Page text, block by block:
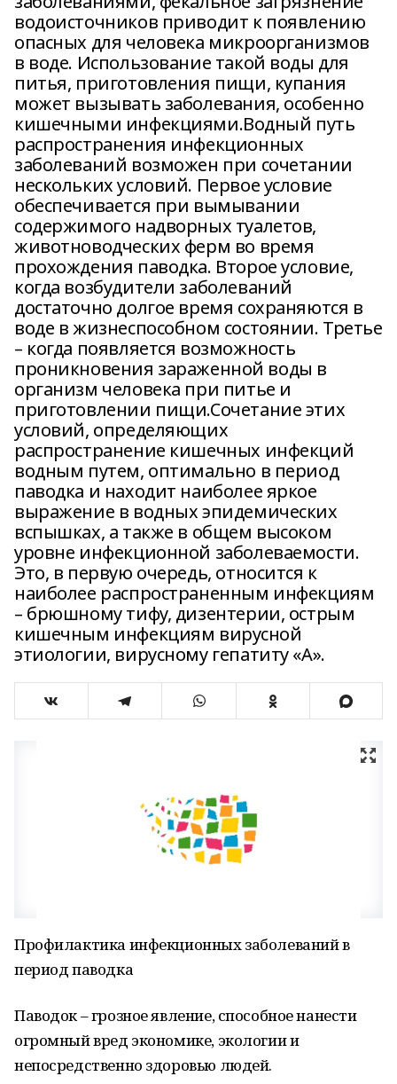
водоисточников приводит к появлению
опасных для человека микроорганизмов
в воде. Использование такой воды для
питья, приготовления пищи, купания
может вызывать заболевания, особенно
кишечными инфекциями.Водный путь
распространения инфекционных
заболеваний возможен при сочетании
нескольких условий. Первое условие
обеспечивается при вымывании
содержимого надворных туалетов,
животноводческих ферм во время
прохождения паводка. Второе условие,
когда возбудители заболеваний
достаточно долгое время сохраняются в
воде в жизнеспособном состоянии. Третье
– когда появляется возможность
проникновения зараженной воды в
организм человека при питье и
приготовлении пищи.Сочетание этих
условий, определяющих
распространение кишечных инфекций
водным путем, оптимально в период
паводка и находит наиболее яркое
выражение в водных эпидемических
вспышках, а также в общем высоком
уровне инфекционной заболеваемости.
Это, в первую очередь, относится к
наиболее распространенным инфекциям
– брюшному тифу, дизентерии, острым
кишечным инфекциям вирусной
этиологии, вирусному гепатиту «А».
Профилактика инфекционных заболеваний в
период паводка
Паводок – грозное явление, способное нанести
огромный вред экономике, экологии и
непосредственно здоровью людей.